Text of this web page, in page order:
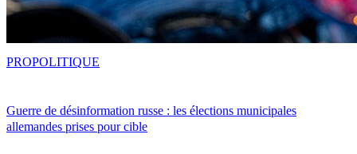
Guerre de désinformation russe : les élections municipales
allemandes prises pour cible
PROPOLITIQUE